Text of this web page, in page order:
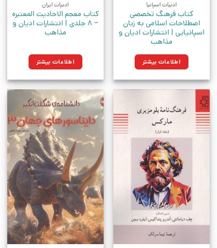
ادبیات اسپانیا
کتاب فرهنگ تخصصی
اصطلاحات اسلامی به زبان
اسپانیایی | انتشارات ادیان و
مذاهب
اطلاعات بیشتر
ادبیات ایران
کتاب معجم الاحادیث المعتبره
– 8 جلدی | انتشارات ادیان و
مذاهب
اطلاعات بیشتر